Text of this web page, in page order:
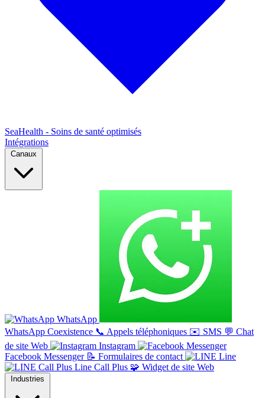
SeaHealth - Soins de santé optimisés
Intégrations
Canaux
WhatsApp
WhatsApp Coexistence 📞 Appels téléphoniques ✉️ SMS 💬 Chat
de site Web
Instagram
Facebook Messenger 📝 Formulaires de contact
Line
Line Call Plus 🧩 Widget de site Web
Industries